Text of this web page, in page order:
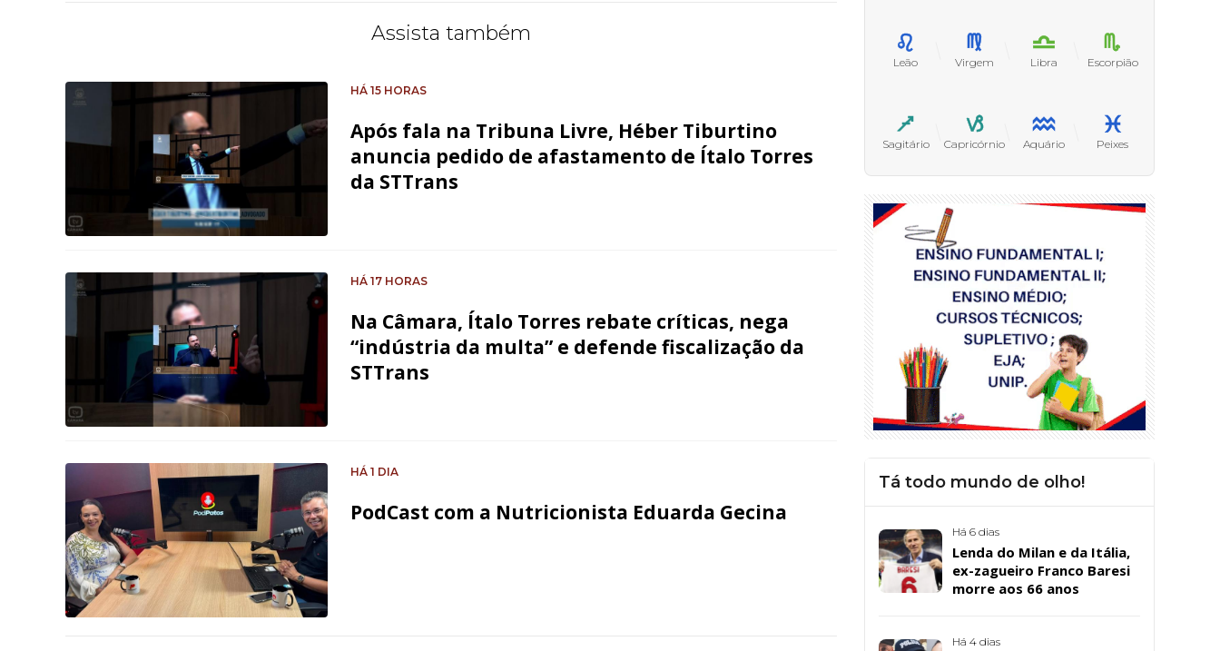
Assista também
HÁ 15 HORAS
Após fala na Tribuna Livre, Héber Tiburtino
anuncia pedido de afastamento de Ítalo Torres
da STTrans
HÁ 17 HORAS
Na Câmara, Ítalo Torres rebate críticas, nega
“indústria da multa” e defende fiscalização da
STTrans
HÁ 1 DIA
PodCast com a Nutricionista Eduarda Gecina
Leão Virgem Libra Escorpião
Sagitário Capricórnio Aquário Peixes
Tá todo mundo de olho!
Há 6 dias
Lenda do Milan e da Itália,
ex-zagueiro Franco Baresi
morre aos 66 anos
Há 4 dias